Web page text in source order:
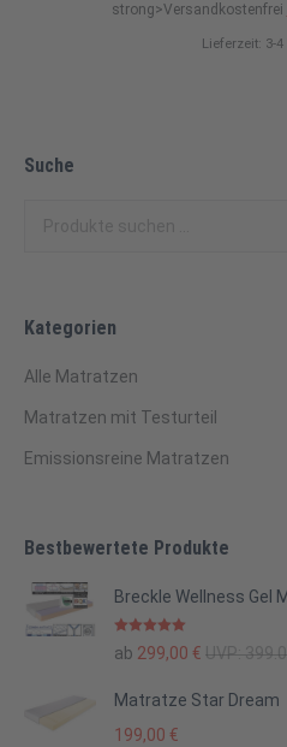
strong>Versandkostenfrei
Lieferzeit: 3-4
Suche
Kategorien
Alle Matratzen
Matratzen mit Testurteil
Emissionsreine Matratzen
Bestbewertete Produkte
Breckle Wellness Gel
Bewertet mit
5.00von 5
ab 299,00 € UVP:
Matratze Star Dream
199,00 €